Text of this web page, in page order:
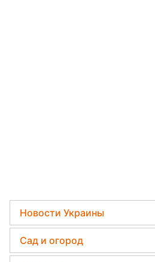
Новости Украины
Мобилизация
Политика
Сад и огород